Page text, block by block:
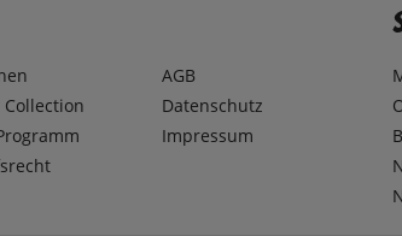
AGB
Datenschutz
Impressum